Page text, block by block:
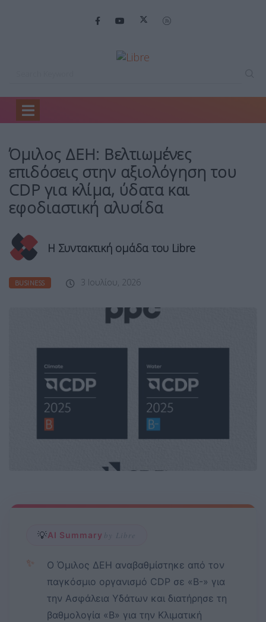
Home
Όμιλος ΔΕΗ: Βελτιωμένες
επιδόσεις στην αξιολόγηση του
CDP για κλίμα, ύδατα και
εφοδιαστική αλυσίδα
Η Συντακτική ομάδα του Libre
BUSINESS 3 Ιουλίου, 2026
💡AI Summary by Libre
✨
Ο Όμιλος ΔΕΗ αναβαθμίστηκε από τον
παγκόσμιο οργανισμό CDP σε «B-» για
την Ασφάλεια Υδάτων και διατήρησε τη
βαθμολογία «Β» για την Κλιματική